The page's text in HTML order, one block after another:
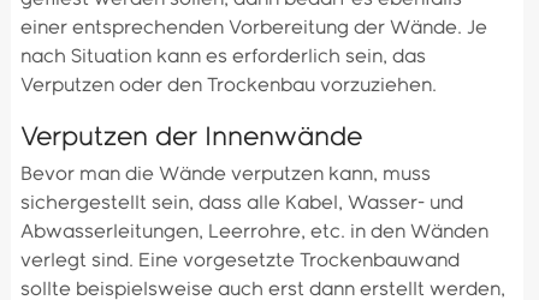
einer entsprechenden Vorbereitung der Wände. Je
nach Situation kann es erforderlich sein, das
Verputzen oder den Trockenbau vorzuziehen.
Verputzen der Innenwände
Bevor man die Wände verputzen kann, muss
sichergestellt sein, dass alle Kabel, Wasser- und
Abwasserleitungen, Leerrohre, etc. in den Wänden
verlegt sind. Eine vorgesetzte Trockenbauwand
sollte beispielsweise auch erst dann erstellt werden,